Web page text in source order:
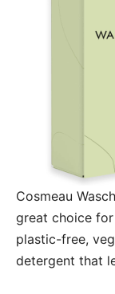
Cosmeau
great choice
plastic-free,
detergent that